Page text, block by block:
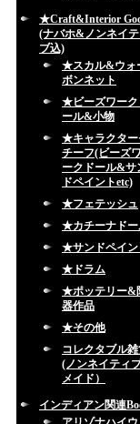
★Craft&Interior
(ナバホ&ノンネイテ
ブ込)
★スカル&ウォ
ボンネット
★ビーズワーク
ール&小物
★キャラクター
チーフ(ビーズワ
ークドール&サ
ドペイントetc)
★フェテッシュ
★カチーナドー
★サンドペイン
★ドラム
★ポッテリー&
器作品
★その他
コレクタブル
(ノンネイティ
メイド）
インディアン関連